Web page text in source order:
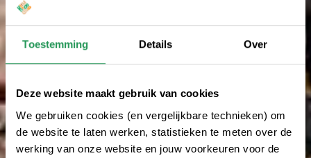
Toestemming Details Over
Deze website maakt gebruik van cookies
We gebruiken cookies (en vergelijkbare technieken) om
de website te laten werken, statistieken te meten over de
werking van onze website en jouw voorkeuren voor de